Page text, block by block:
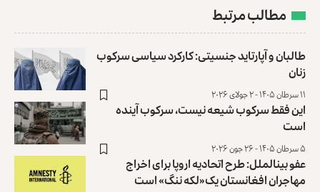
مطالب مرتبط
طالبان و آپارتاید جنسیتی: کارکرد سیاسی سرکوب
زنان
۱۱ سرطان ۱۴۰۵ - ۲ جولای ۲۰۲۶
این فقط سرکوب شیعه نیست، سرکوب آینده
است
۵ سرطان ۱۴۰۵ - ۲۶ جون ۲۰۲۶
عفو بین‎الملل: طرح اتحادیه اروپا برای اخراج
مهاجران افغانستان یک«لکه‌ ننگ» است